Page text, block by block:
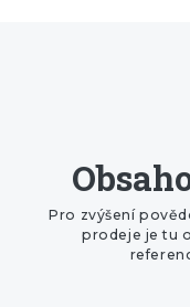
Pro zvýšení
prodeje je tu